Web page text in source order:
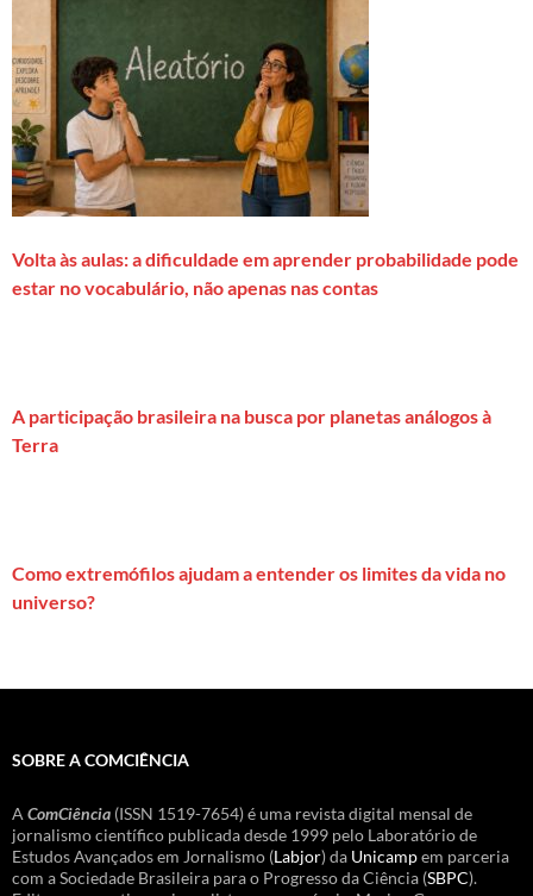
Volta às aulas: a dificuldade em aprender probabilidade pode
estar no vocabulário, não apenas nas contas
A participação brasileira na busca por planetas análogos à
Terra
Como extremófilos ajudam a entender os limites da vida no
universo?
SOBRE A COMCIÊNCIA
A ComCiência (ISSN 1519-7654) é uma revista digital mensal de
jornalismo científico publicada desde 1999 pelo Laboratório de
Estudos Avançados em Jornalismo (Labjor) da Unicampem parceria
com a Sociedade Brasileira para o Progresso da Ciência (SBPC).